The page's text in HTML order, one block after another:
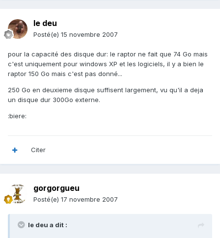
le deu
Posté(e) 15 novembre 2007
pour la capacité des disque dur: le raptor ne fait que 74 Go mais
c'est uniquement pour windows XP et les logiciels, il y a bien le
raptor 150 Go mais c'est pas donné...
250 Go en deuxieme disque suffisent largement, vu qu'il a deja
un disque dur 300Go externe.
:biere:
Citer
gorgorgueu
Posté(e) 17 novembre 2007
le deu a dit :